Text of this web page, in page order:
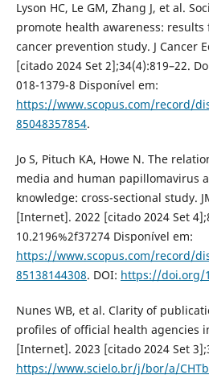
Lyson HC, Le GM, Zhang J, et al.
promote health awareness:
cancer prevention study. J Cancer
[citado 2024 Set 2];34(4):819–22.
018-1379-8 Disponível em:
https://www.scopus.com/record/
85048357854.
Jo S, Pituch KA, Howe N. The
media and human papillomavirus
knowledge: cross-sectional study.
[Internet]. 2022 [citado 2024 Set
10.2196%2f37274 Disponível em:
https://www.scopus.com/record/
85138144308. DOI: https://doi.org/
Nunes WB, et al. Clarity of
profiles of official health agencies
[Internet]. 2023 [citado 2024 Set
https://www.scielo.br/j/bor/a/